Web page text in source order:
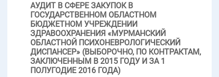
АУДИТ В СФЕРЕ ЗАКУПОК В
ГОСУДАРСТВЕННОМ ОБЛАСТНОМ
БЮДЖЕТНОМ УЧРЕЖДЕНИИ
ЗДРАВООХРАНЕНИЯ «МУРМАНСКИЙ
ОБЛАСТНОЙ ПСИХОНЕВРОЛОГИЧЕСКИЙ
ДИСПАНСЕР» (ВЫБОРОЧНО, ПО КОНТРАКТАМ,
ЗАКЛЮЧЕННЫМ В 2015 ГОДУ И ЗА 1
ПОЛУГОДИЕ 2016 ГОДА)